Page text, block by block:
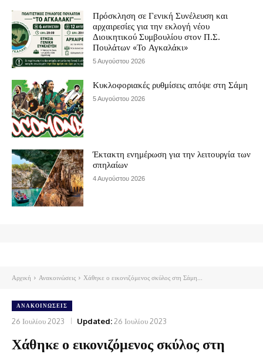
Πρόσκληση σε Γενική Συνέλευση και
αρχαιρεσίες για την εκλογή νέου
Διοικητικού Συμβουλίου στον Π.Σ.
Πουλάτων «Το Αγκαλάκι»
5 Αυγούστου 2026
Κυκλοφοριακές ρυθμίσεις απόψε στη Σάμη
5 Αυγούστου 2026
Έκτακτη ενημέρωση για την λειτουργία των
σπηλαίων
4 Αυγούστου 2026